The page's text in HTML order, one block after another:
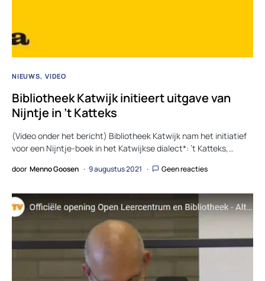
NIEUWS VIDEO
Bibliotheek Katwijk initieert uitgave van
Nijntje in ’t Katteks
(Video onder het bericht) Bibliotheek Katwijk nam het initiatief
voor een Nijntje-boek in het Katwijkse dialect*: ’t Katteks,…
door Menno Goosen 9 augustus 2021 Geen reacties